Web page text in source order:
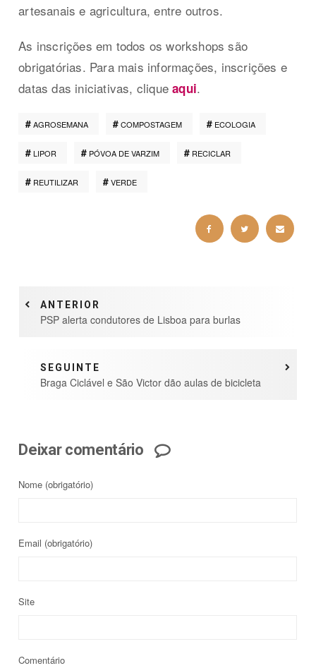
artesanais e agricultura, entre outros.
As inscrições em todos os workshops são
obrigatórias. Para mais informações, inscrições e
datas das iniciativas, cliqueaqui.
AGROSEMANA COMPOSTAGEM ECOLOGIA
LIPOR PÓVOA DE VARZIM RECICLAR
REUTILIZAR VERDE
ANTERIOR
PSP alerta condutores de Lisboa para burlas
SEGUINTE
Braga Ciclável e São Victor dão aulas de bicicleta
Deixar comentário
Nome (obrigatório)
Email (obrigatório)
Site
Comentário